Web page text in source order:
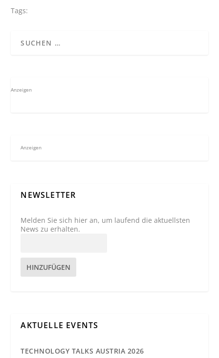
Tags:
Anzeigen
Anzeigen
NEWSLETTER
Melden Sie sich hier an, um laufend die aktuellsten
News zu erhalten.
HINZUFÜGEN
AKTUELLE EVENTS
TECHNOLOGY TALKS AUSTRIA 2026